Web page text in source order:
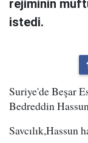
rejiminin
istedi.
Suriye'de Beşar
Bedreddin
Savcılık,Hassun